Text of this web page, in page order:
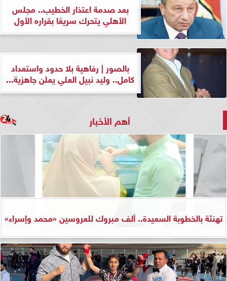
بعد صدمة اعتذار الخطيب.. مجلس
الأهلي يتحرك سريعًا بقراره الأول
بالصور | رفاهية بلا حدود واستعداد
كامل.. وليد نبيل العلي يعلن جاهزية...
أهم الأخبار
تهنئة بالخطوبة السعيدة.. ألف مبروك للعروسين «محمد وإسراء»